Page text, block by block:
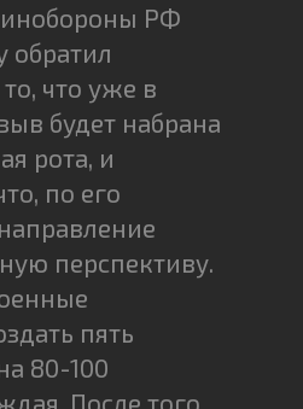
РФ
обратил
что уже в
будет набрана
рота, и
по его
перспективу.
пять
80-100
После того